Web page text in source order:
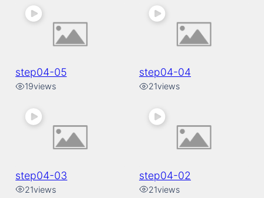
step04-05
19views
step04-04
21views
step04-03
21views
step04-02
21views